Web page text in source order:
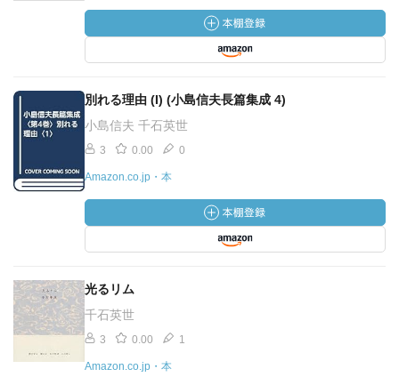
別れる理由 (I) (小島信夫長篇集成 4)
小島信夫 千石英世
3 0.00 0
Amazon.co.jp・本
光るリム
千石英世
3 0.00 1
Amazon.co.jp・本